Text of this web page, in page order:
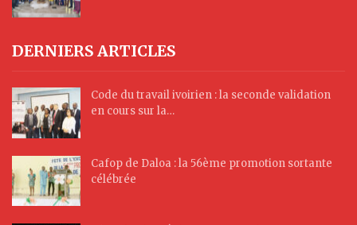
DERNIERS ARTICLES
Code du travail ivoirien : la seconde validation
en cours sur la…
Cafop de Daloa : la 56ème promotion sortante
célébrée